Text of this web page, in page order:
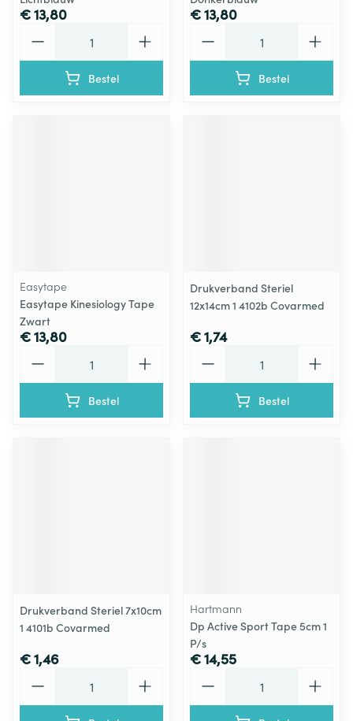
€ 13,80
Bestel
€ 13,80
Bestel
Easytape
Easytape Kinesiology Tape
Zwart
€ 13,80
Bestel
Drukverband Steriel
12x14cm 1 4102b Covarmed
€ 1,74
Bestel
Drukverband Steriel 7x10cm
1 4101b Covarmed
€ 1,46
Hartmann
Dp Active Sport Tape 5cm 1
P/s
€ 14,55